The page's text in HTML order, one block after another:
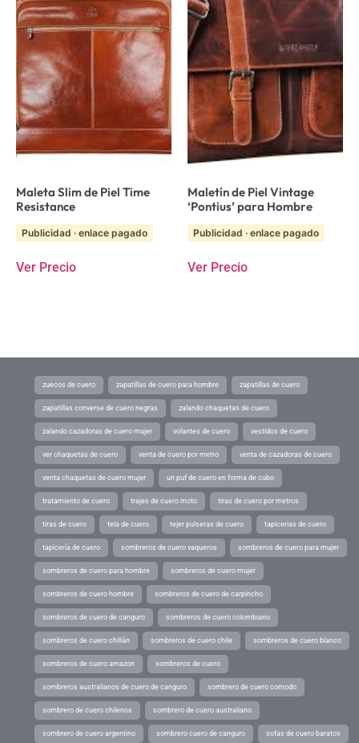
Maleta Slim de Piel Time
Resistance
Publicidad · enlace pagado
Ver Precio
Maletín de Piel Vintage
‘Pontius’ para Hombre
Publicidad · enlace pagado
Ver Precio
zuecos de cuero zapatillas de cuero para hombre zapatillas de cuero
zapatillas converse de cuero negras zalando chaquetas de cuero
zalando cazadoras de cuero mujer volantes de cuero vestidos de cuero
ver chaquetas de cuero venta de cuero por metro venta de cazadoras de cuero
venta chaquetas de cuero mujer un puf de cuero en forma de cubo
tratamiento de cuero trajes de cuero moto tiras de cuero por metros
tiras de cuero tela de cuero tejer pulseras de cuero tapicerias de cuero
tapicería de cuero sombreros de cuero vaqueros sombreros de cuero para mujer
sombreros de cuero para hombre sombreros de cuero mujer
sombreros de cuero hombre sombreros de cuero de carpincho
sombreros de cuero de canguro sombreros de cuero colombiano
sombreros de cuero chillán sombreros de cuero chile sombreros de cuero blanco
sombreros de cuero amazon sombreros de cuero
sombreros australianos de cuero de canguro sombrero de cuero comodo
sombrero de cuero chilenos sombrero de cuero australiano
sombrero de cuero argentino sombrero cuero de canguro sofas de cuero baratos